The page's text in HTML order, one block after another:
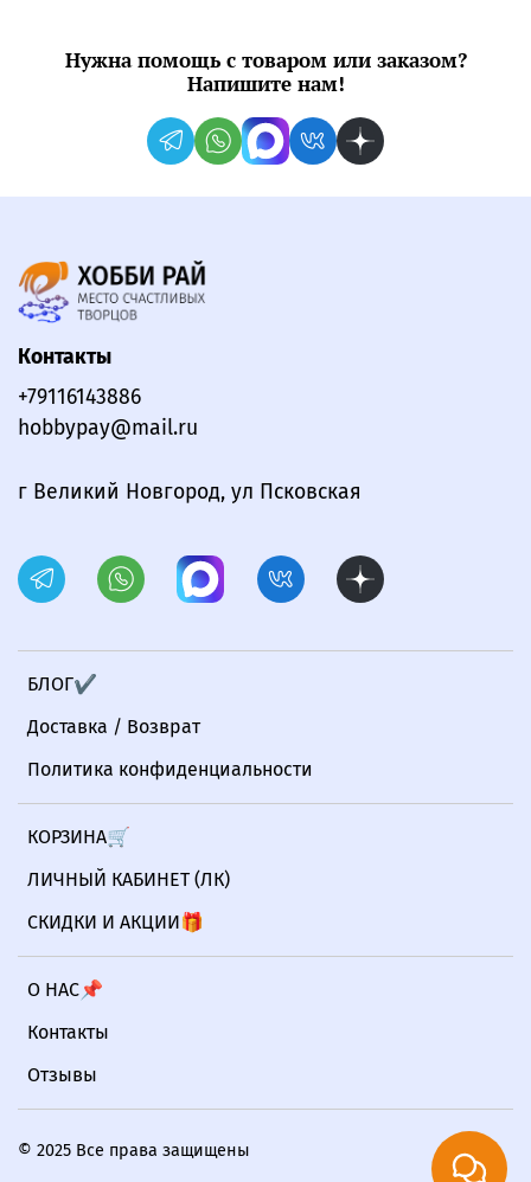
Нужна помощь с товаром или заказом?
Напишите нам!
БЛОГ✔
Доставка / Возврат
Политика конфиденциальности
КОРЗИНА🛒
ЛИЧНЫЙ КАБИНЕТ (ЛК)
СКИДКИ И АКЦИИ🎁
О НАС📌
Контакты
Отзывы
Контакты
+79116143886
hobbypay@mail.ru
г Великий Новгород, ул Псковская
© 2025 Все права защищены